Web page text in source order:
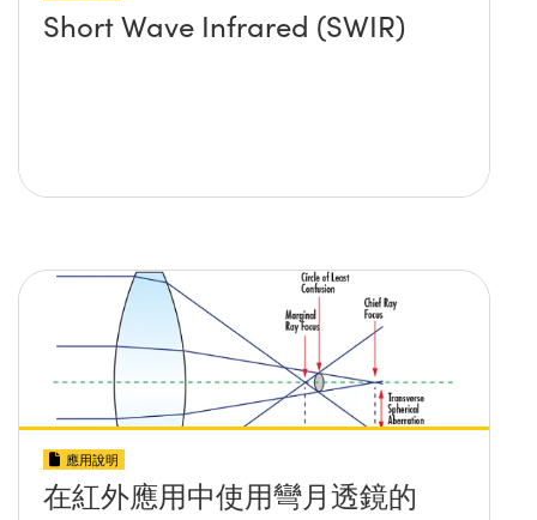
Short Wave Infrared (SWIR)
應用說明
在紅外應用中使用彎月透鏡的